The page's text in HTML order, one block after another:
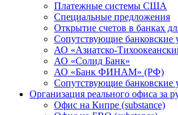
Платежные системы США
Специальные предложения
Открытие счетов в банках
Сопутствующие банковские
АО «Азиатско-
АО «Солид Банк»
АО «Банк ФИНАМ» (РФ)
Сопутствующие банковские
Организация реального офиса за
Офис на Кипре (substance)